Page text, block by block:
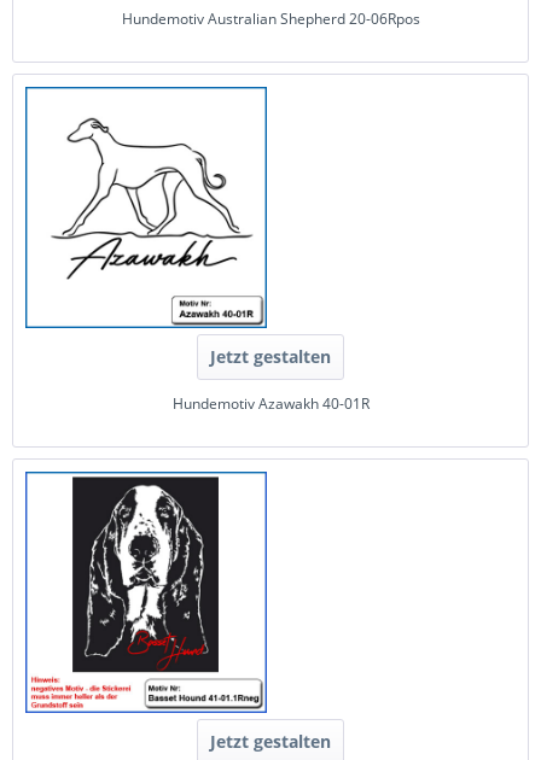
Hundemotiv Australian Shepherd 20-06Rpos
Jetzt gestalten
Hundemotiv Azawakh 40-01R
Jetzt gestalten